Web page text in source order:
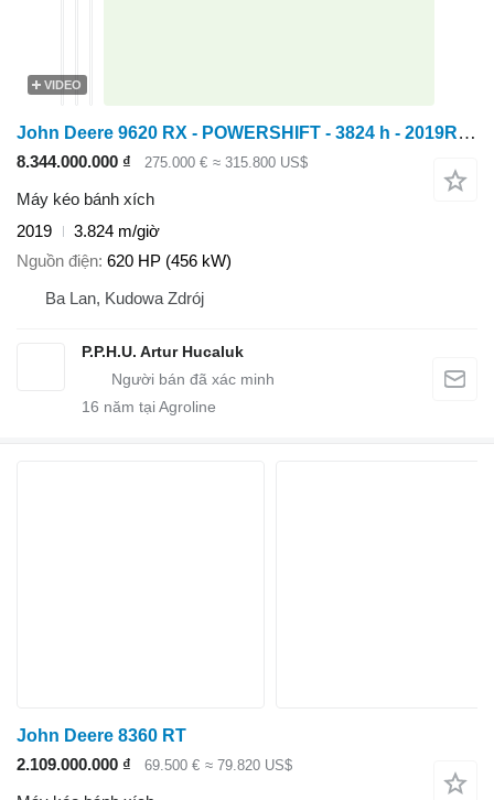
VIDEO
John Deere 9620 RX - POWERSHIFT - 3824 h - 2019ROK - NOWE GĄSIENICE - AUTOT
8.344.000.000 ₫ 275.000 € ≈ 315.800 US$
Máy kéo bánh xích
2019
3.824 m/giờ
Nguồn điện 620 HP (456 kW)
Ba Lan, Kudowa Zdrój
P.P.H.U. Artur Hucaluk
16 năm tại Agroline
John Deere 8360 RT
2.109.000.000 ₫
69.500 € ≈ 79.820 US$